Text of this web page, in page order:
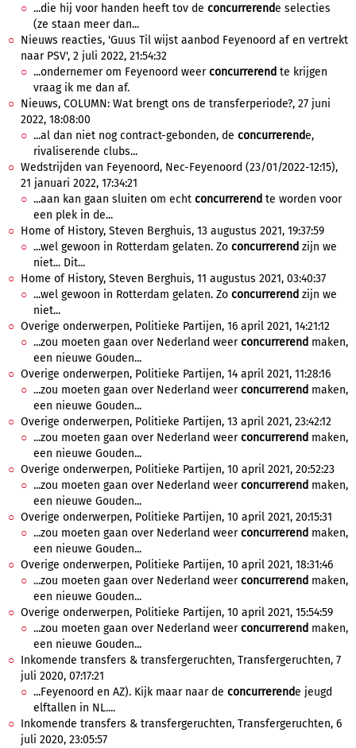
...die hij voor handen heeft tov de concurrerende selecties
(ze staan meer dan...
Nieuws reacties, 'Guus Til wijst aanbod Feyenoord af en vertrekt
naar PSV', 2 juli 2022, 21:54:32
...ondernemer om Feyenoord weerconcurrerend te krijgen
vraag ik me dan af.
Nieuws, COLUMN: Wat brengt ons de transferperiode?, 27 juni
2022, 18:08:00
...al dan niet nog contract-gebonden, de concurrerende,
rivaliserende clubs...
Wedstrijden van Feyenoord, Nec-Feyenoord (23/01/2022-12:15),
21 januari 2022, 17:34:21
...aan kan gaan sluiten om echt concurrerend te worden voor
een plek in de...
Home of History, Steven Berghuis, 13 augustus 2021, 19:37:59
...wel gewoon in Rotterdam gelaten. Zo concurrerend zijn we
niet... Dit...
Home of History, Steven Berghuis, 11 augustus 2021, 03:40:37
...wel gewoon in Rotterdam gelaten. Zo concurrerend zijn we
niet...
Overige onderwerpen, Politieke Partijen, 16 april 2021, 14:21:12
...zou moeten gaan over Nederland weerconcurrerend maken,
een nieuwe Gouden...
Overige onderwerpen, Politieke Partijen, 14 april 2021, 11:28:16
...zou moeten gaan over Nederland weerconcurrerend maken,
een nieuwe Gouden...
Overige onderwerpen, Politieke Partijen, 13 april 2021, 23:42:12
...zou moeten gaan over Nederland weerconcurrerend maken,
een nieuwe Gouden...
Overige onderwerpen, Politieke Partijen, 10 april 2021, 20:52:23
...zou moeten gaan over Nederland weerconcurrerend maken,
een nieuwe Gouden...
Overige onderwerpen, Politieke Partijen, 10 april 2021, 20:15:31
...zou moeten gaan over Nederland weerconcurrerend maken,
een nieuwe Gouden...
Overige onderwerpen, Politieke Partijen, 10 april 2021, 18:31:46
...zou moeten gaan over Nederland weerconcurrerend maken,
een nieuwe Gouden...
Overige onderwerpen, Politieke Partijen, 10 april 2021, 15:54:59
...zou moeten gaan over Nederland weerconcurrerend maken,
een nieuwe Gouden...
Inkomende transfers & transfergeruchten, Transfergeruchten, 7
juli 2020, 07:17:21
...Feyenoord en AZ). Kijk maar naar de concurrerende jeugd
elftallen in NL....
Inkomende transfers & transfergeruchten, Transfergeruchten, 6
juli 2020, 23:05:57